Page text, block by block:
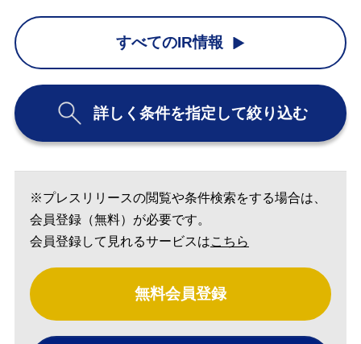
すべてのIR情報
詳しく条件を指定して絞り込む
※プレスリリースの閲覧や条件検索をする場合は、
会員登録（無料）が必要です。
会員登録して見れるサービスはこちら
無料会員登録